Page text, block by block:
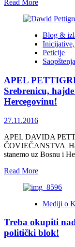
Read MoreRead
about
Kulenović:
Hrvatska
radi
na
tzv.
Herceg
Bosne
Blog &
Peticije
Saopštenja
APEL
Srebrenicu,
Hercegovinu!
27.11.2016
APEL DAVIDA
ČOVJEČANSTVA
stanemo uz Bosnu i
Read MoreRead
about
da
stanemo
Mediji o
Treba okupiti
politički blok!